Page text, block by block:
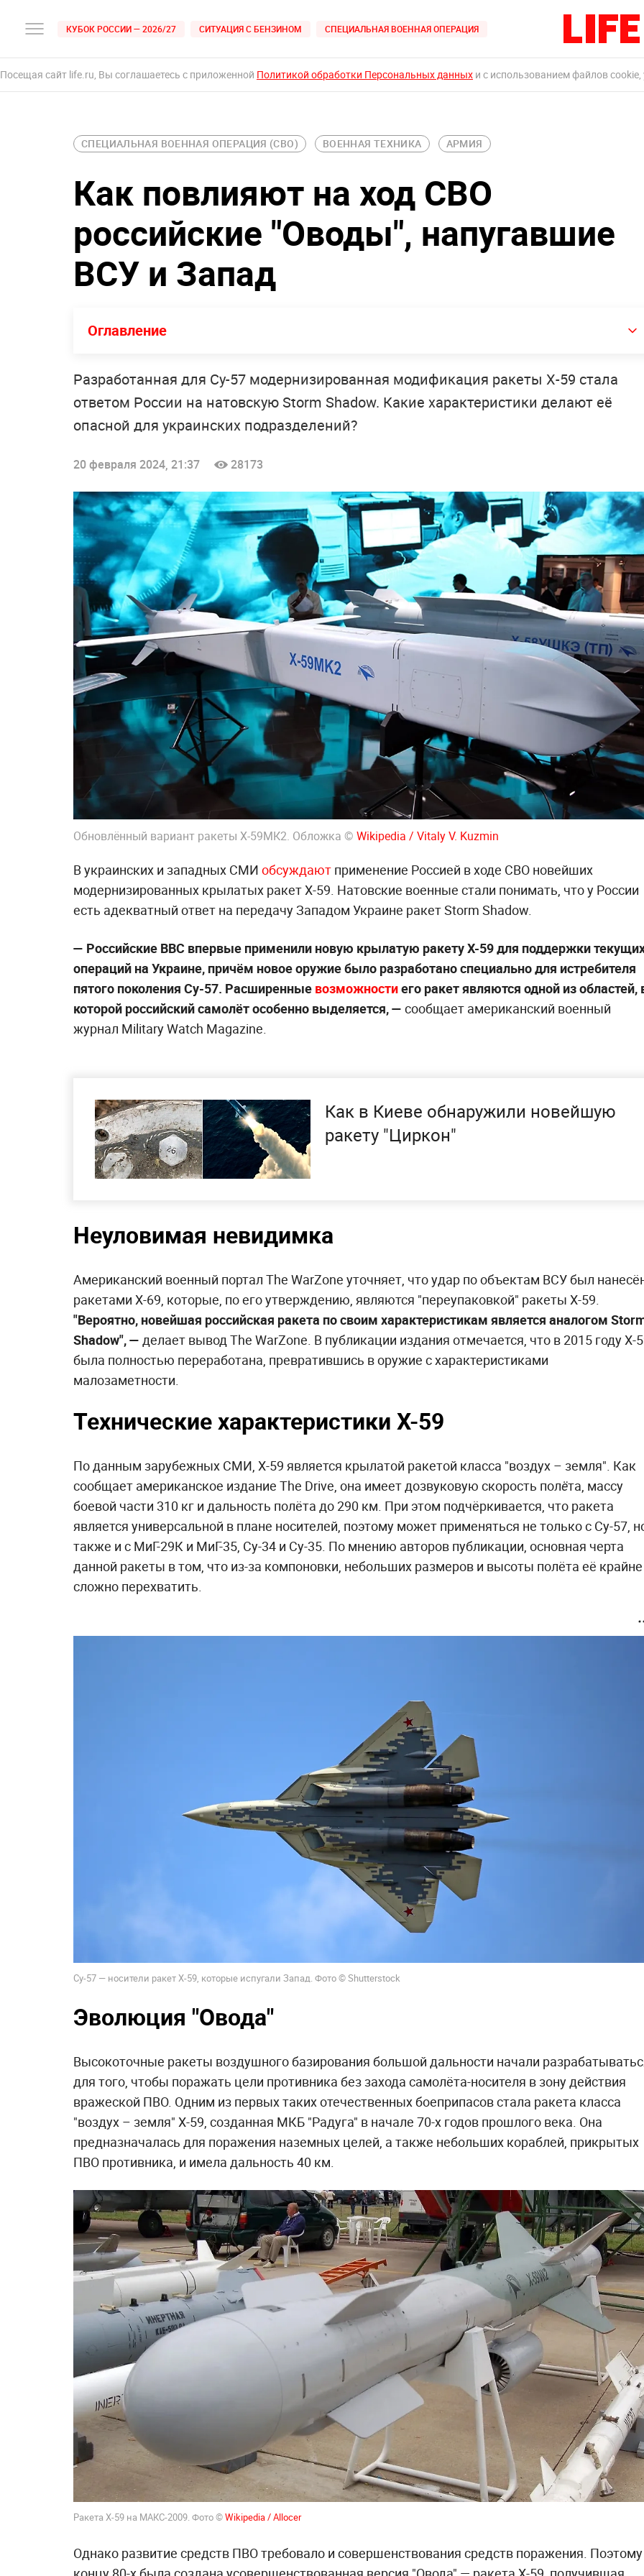
КУБОК РОССИИ — 2026/27 СИТУАЦИЯ С БЕНЗИНОМ СПЕЦИАЛЬНАЯ ВОЕННАЯ ОПЕРАЦИЯ
Посещая сайт life.ru, Вы соглашаетесь с приложенной Политикой обработки Персональных данных и с использованием файлов
СПЕЦИАЛЬНАЯ ВОЕННАЯ ОПЕРАЦИЯ (СВО) ВОЕННАЯ ТЕХНИКА АРМИЯ
Как повлияют на ход СВО
российские "Оводы", напугавшие
ВСУ и Запад
Оглавление
Разработанная для Су-57 модернизированная модификация ракеты Х-59 стала
ответом России на натовскую Storm Shadow. Какие характеристики делают её
опасной для украинских подразделений?
20 февраля 2024, 21:37 28173
Обновлённый вариант ракеты Х-59МК2. Обложка © Wikipedia / Vitaly V. Kuzmin
В украинских и западных СМИ обсуждают применение Россией в ходе СВО новейших
модернизированных крылатых ракет Х-59. Натовские военные стали понимать, что у России
есть адекватный ответ на передачу Западом Украине ракет Storm Shadow.
— Российские ВВС впервые применили новую крылатую ракету Х-59 для поддержки
операций на Украине, причём новое оружие было разработано специально для истребителя
пятого поколения Су-57. Расширенные возможностиего ракет являются одной из областей,
которой российский самолёт особенно выделяется, — сообщает американский военный
журнал Military Watch Magazine.
Как в Киеве обнаружили новейшую
ракету "Циркон"
Неуловимая невидимка
Американский военный портал The WarZone уточняет, что удар по объектам ВСУ был
ракетами X-69, которые, по его утверждению, являются "переупаковкой" ракеты Х-59.
"Вероятно, новейшая российская ракета по своим характеристикам является аналогом
Shadow", — делает вывод The WarZone. В публикации издания отмечается, что в 2015 году Х-
была полностью переработана, превратившись в оружие с характеристиками
малозаметности.
Технические характеристики Х-59
По данным зарубежных СМИ, Х-59 является крылатой ракетой класса "воздух – земля". Как
сообщает американское издание The Drive, она имеет дозвуковую скорость полëта, массу
боевой части 310 кг и дальность полёта до 290 км. При этом подчёркивается, что ракета
является универсальной в плане носителей, поэтому может применяться не только с Су-57,
также и с МиГ-29К и МиГ-35, Су-34 и Су-35. По мнению авторов публикации, основная черта
данной ракеты в том, что из-за компоновки, небольших размеров и высоты полёта её крайне
сложно перехватить.
Су-57 — носители ракет Х-59, которые испугали Запад. Фото © Shutterstock
Эволюция "Овода"
Высокоточные ракеты воздушного базирования большой дальности начали
для того, чтобы поражать цели противника без захода самолёта-носителя в зону действия
вражеской ПВО. Одним из первых таких отечественных боеприпасов стала ракета класса
"воздух – земля" Х-59, созданная МКБ "Радуга" в начале 70-х годов прошлого века. Она
предназначалась для поражения наземных целей, а также небольших кораблей, прикрытых
ПВО противника, и имела дальность 40 км.
Ракета Х-59 на МАКС-2009. Фото ©Wikipedia / Allocer
Однако развитие средств ПВО требовало и совершенствования средств поражения.